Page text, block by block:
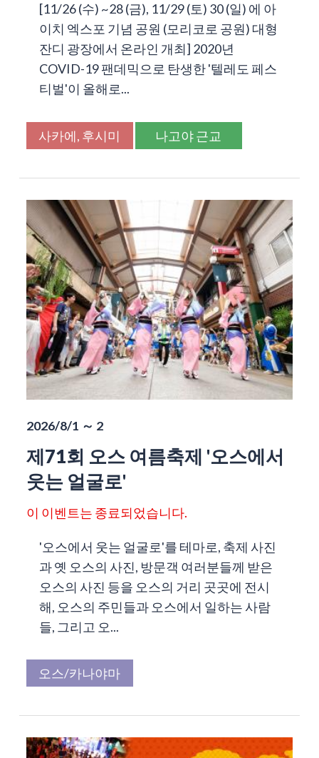
[11/26 (수) ~28 (금), 11/29 (토) 30 (일) 에 아
이치 엑스포 기념 공원 (모리코로 공원) 대형
잔디 광장에서 온라인 개최] 2020년
COVID-19 팬데믹으로 탄생한 '텔레도 페스
티벌'이 올해로...
사카에, 후시미 나고야 근교
2026/8/1 ～ 2
제71회 오스 여름축제 '오스에서
웃는 얼굴로'
이 이벤트는 종료되었습니다.
'오스에서 웃는 얼굴로'를 테마로, 축제 사진
과 옛 오스의 사진, 방문객 여러분들께 받은
오스의 사진 등을 오스의 거리 곳곳에 전시
해, 오스의 주민들과 오스에서 일하는 사람
들, 그리고 오...
오스/카나야마